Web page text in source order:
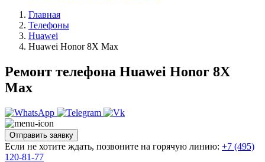
Главная
Телефоны
Huawei
Huawei Honor 8X Max
Ремонт телефона Huawei Honor 8X
Max
Отправить заявку
Если не хотите ждать, позвоните на горячую линию: +7 (495)
120-81-77